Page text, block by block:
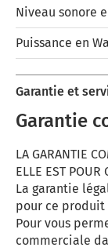
Niveau sonore
Puissance en
Garantie et
Garantie
LA GARANTIE
ELLE EST POUR
La garantie
pour ce produit
Pour vous
commerciale